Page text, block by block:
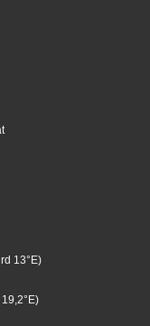
13°E)